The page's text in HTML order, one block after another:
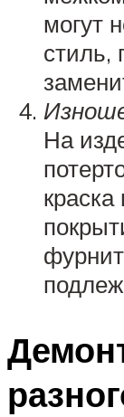
могут
стиль,
На
краска